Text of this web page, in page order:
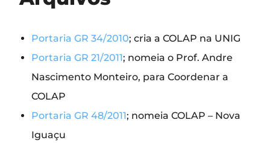
Portaria GR 34/2010; cria a COLAP na UNIG
Portaria GR 21/2011; nomeia o Prof. Andre
Nascimento Monteiro, para Coordenar a
COLAP
Portaria GR 48/2011; nomeia COLAP – Nova
Iguaçu